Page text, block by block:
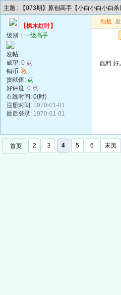
主题 : 【073期】原创高手【小白小白小白
【枫木红叶】
级别： 一级高手
发帖:
威望: 0 点
铜币: 枚
贡献值: 点
好评度: 0 点
在线时间: 0(时)
注册时间: 1970-01-01
最后登录: 1970-01-01
地板
靓料.好
首页 2 3 4 5 6 末页